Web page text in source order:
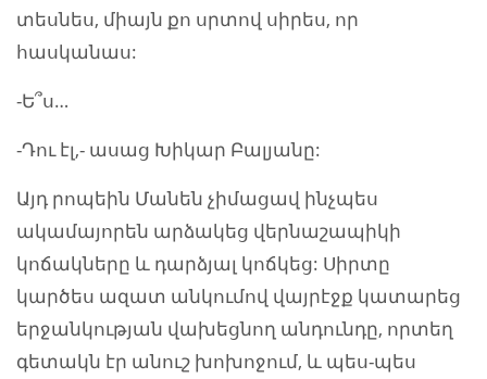
տեսնես, միայն քո սրտով սիրես, որ
հասկանաս:
-Ե՞ս…
-Դու էլ,- ասաց Խիկար Բալյանը:
Այդ րոպեին Մանեն չիմացավ ինչպես
ակամայորեն արձակեց վերնաշապիկի
կոճակները և դարձյալ կոճկեց: Սիրտը
կարծես ազատ անկումով վայրէջք կատարեց
երջանկության վախեցնող անդունդը, որտեղ
գետակն էր անուշ խոխոջում, և պես-պես